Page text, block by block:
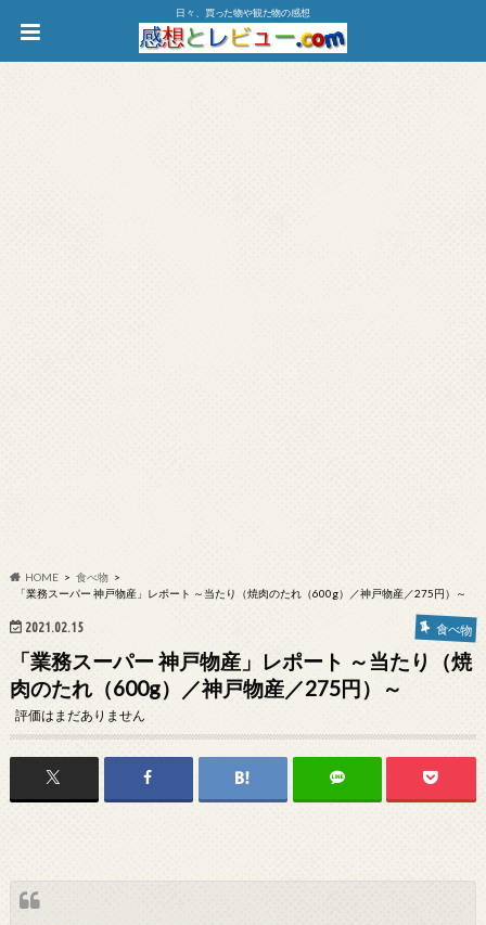
日々、買った物や観た物の感想
HOME
食べ物
「業務スーパー 神戸物産」レポート ～当たり（焼肉のたれ（600g）／神戸物産／275円）～
2021.02.15 食べ物
「業務スーパー 神戸物産」レポート ～当たり（焼
肉のたれ（600g）／神戸物産／275円）～
評価はまだありません